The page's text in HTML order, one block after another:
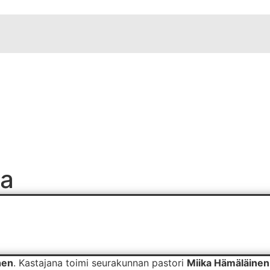
. Kastajana toimi seurakunnan pastori Miika Hämäläinen